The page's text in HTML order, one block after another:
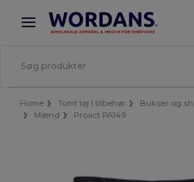
× Wordans-app
Bedre priser i appen!
Home Tomt tøj | tilbehør Bukser og
Mænd
Proact PA149